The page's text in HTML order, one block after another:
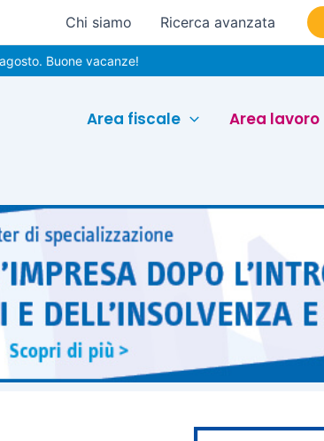
Chi siamo Ricerca avanzata
Buone vacanze!
Area fiscale Area lavoro